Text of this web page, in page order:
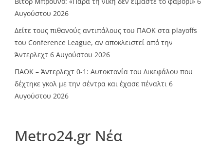
Αυγούστου 2026
Δείτε τους πιθανούς αντιπάλους του ΠΑΟΚ στα playoffs
του Conference League, αν αποκλειστεί από την
Άντερλεχτ 6 Αυγούστου 2026
ΠΑΟΚ – Άντερλεχτ 0-1: Αυτοκτονία του Δικεφάλου που
δέχτηκε γκολ με την σέντρα και έχασε πέναλτι 6
Αυγούστου 2026
Metro24.gr Νέα